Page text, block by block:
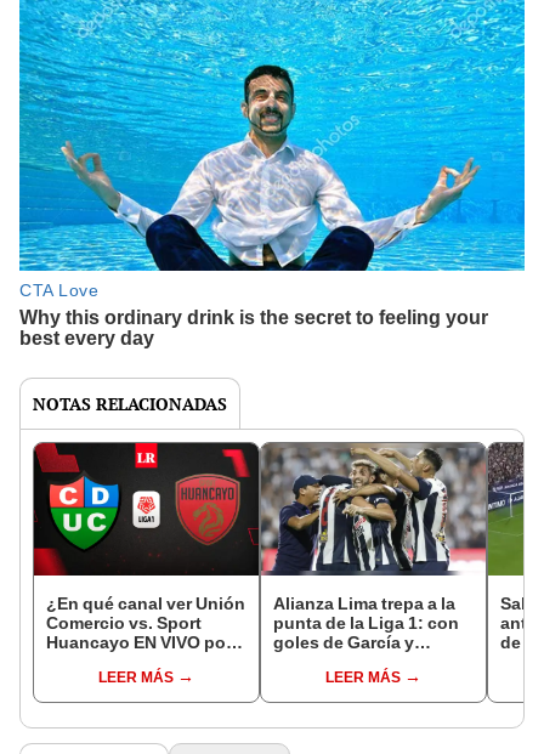
NOTAS RELACIONADAS
¿En qué canal ver Unión
Comercio vs. Sport
Huancayo EN VIVO por
LEER MÁS
Alianza Lima trepa a la
punta de la Liga 1: con
goles de García y
Cusco FCLEER MÁS
de